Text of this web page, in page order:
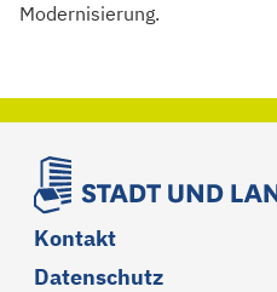
Modernisierung.
Kontakt
Datenschutz